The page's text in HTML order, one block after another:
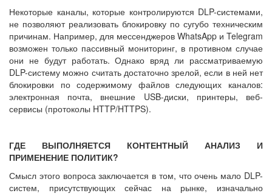
Некоторые каналы, которые контролируются DLP-системами,
не позволяют реализовать блокировку по сугубо техническим
причинам. Например, для мессенджеров WhatsApp и Telegram
возможен только пассивный мониторинг, в противном случае
они не будут работать. Однако вряд ли рассматриваемую
DLP-систему можно считать достаточно зрелой, если в ней нет
блокировки по содержимому файлов следующих каналов:
электронная почта, внешние USB-диски, принтеры, веб-
сервисы (протоколы HTTP/HTTPS).
ГДЕ ВЫПОЛНЯЕТСЯ КОНТЕНТНЫЙ АНАЛИЗ И
ПРИМЕНЕНИЕ ПОЛИТИК?
Смысл этого вопроса заключается в том, что очень мало DLP-
систем, присутствующих сейчас на рынке, изначально